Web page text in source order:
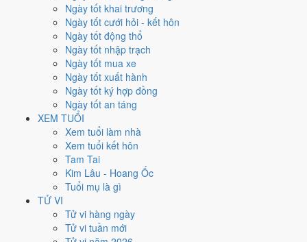
Ngày tốt khai trương
Ngày tốt cưới hỏi - kết hôn
Ngày tốt động thổ
Ngày tốt nhập trạch
Ngày tốt mua xe
Ngày tốt xuất hành
Ngày tốt ký hợp đồng
Ngày tốt an táng
XEM TUỔI
Xem tuổi làm nhà
Xem tuổi kết hôn
Tam Tai
Kim Lâu - Hoang Ốc
Tuổi mụ là gì
TỬ VI
Tử vi hàng ngày
Tử vi tuần mới
Tháng 9 năm 2026
Tháng 8 âm năm 2026
Tiết Bạch Lộ
Nhâm Tý
Bính Ngọ
Ngày Mậu Tý có TrựcBình(ngày bình hòa, ổn định, không thiên hung
cát) nhưng gặp Sao Tư Mệnh hoàng đạo